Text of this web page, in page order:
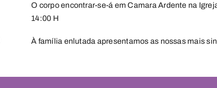
O corpo encontrar-se-á em Camara Ardente na
14:00 H
À família enlutada apresentamos as nossas mais